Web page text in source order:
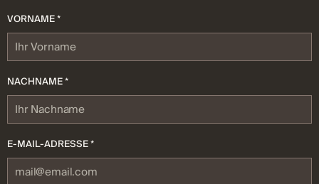
VORNAME *
NACHNAME *
E-MAIL-ADRESSE *